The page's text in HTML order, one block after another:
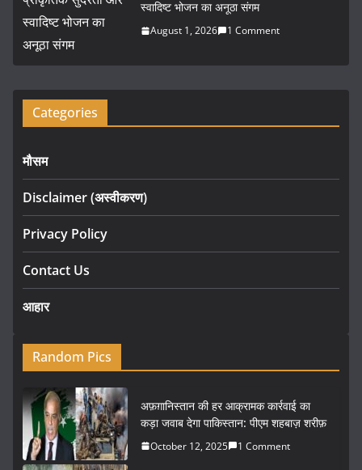
स्वादिष्ट भोजन का अनूठा संगम
August 1, 2026 1 Comment
Categories
मौसम
Disclaimer (अस्वीकरण)
Privacy Policy
Contact Us
आहार
Random Pics
अफ़ग़ानिस्तान की हर आक्रामक कार्रवाई का
कड़ा जवाब देगा पाकिस्तान: पीएम शहबाज़ शरीफ़
October 12, 2025 1 Comment